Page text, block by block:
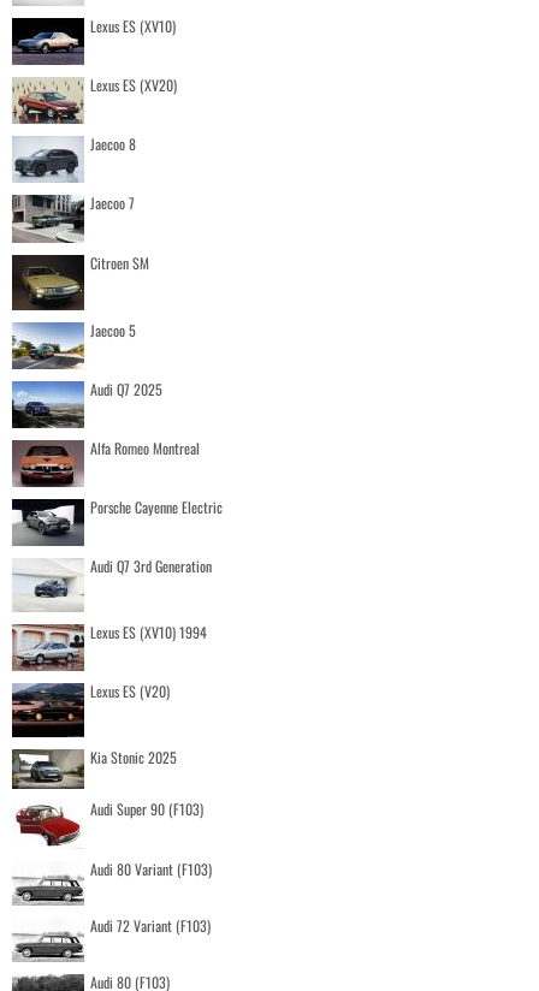
Lexus ES (XV10)
Lexus ES (XV20)
Jaecoo 8
Jaecoo 7
Citroen SM
Jaecoo 5
Audi Q7 2025
Alfa Romeo Montreal
Porsche Cayenne Electric
Audi Q7 3rd Generation
Lexus ES (XV10) 1994
Lexus ES (V20)
Kia Stonic 2025
Audi Super 90 (F103)
Audi 80 Variant (F103)
Audi 72 Variant (F103)
Audi 80 (F103)